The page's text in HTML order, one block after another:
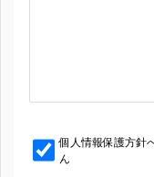
個人情報保護方針
ん